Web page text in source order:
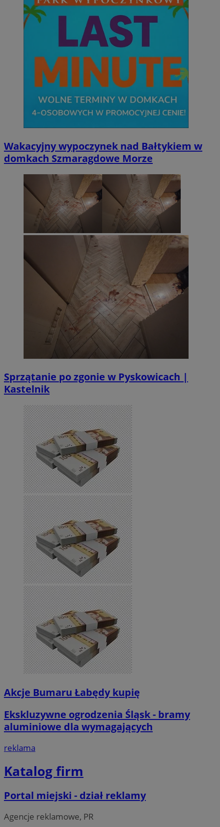
Wakacyjny wypoczynek nad Bałtykiem w
domkach Szmaragdowe Morze
Sprzątanie po zgonie w Pyskowicach |
Kastelnik
Akcje Bumaru Łabędy kupię
Ekskluzywne ogrodzenia Śląsk - bramy
aluminiowe dla wymagających
reklama
Katalog firm
Portal miejski - dział reklamy
Agencje reklamowe, PR